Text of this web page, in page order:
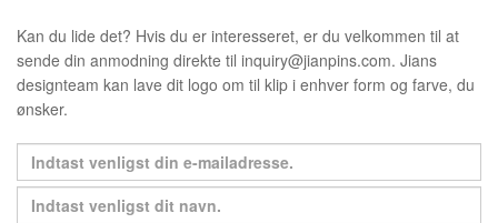
Kan du lide det? Hvis du er interesseret, er du velkommen til at
sende din anmodning direkte til inquiry@jianpins.com. Jians
designteam kan lave dit logo om til klip i enhver form og farve, du
ønsker.